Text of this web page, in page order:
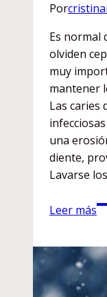
Por
Es normal
olviden
muy
mantener
Las caries
una
diente,
Lavarse
Leer más